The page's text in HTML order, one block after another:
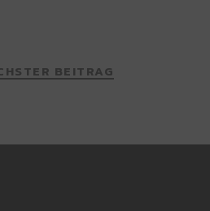
BEITRAG